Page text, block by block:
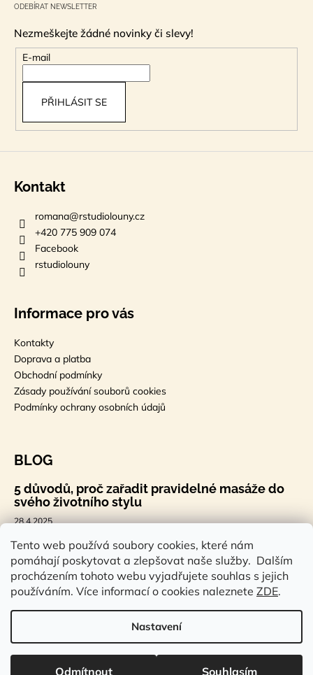
Tento web používá soubory cookies, které nám
pomáhají poskytovat a zlepšovat naše služby. Dalším
procházením tohoto webu vyjadřujete souhlas s jejich
používáním. Více informací o cookies naleznete ZDE.
Nastavení
Odmítnout Souhlasím
ODEBÍRAT NEWSLETTER
Nezmeškejte žádné novinky či slevy!
E-mail
PŘIHLÁSIT SE
Kontakt
romana@rstudiolouny.cz
+420 775 909 074
Facebook
rstudiolouny
Informace pro vás
Kontakty
Doprava a platba
Obchodní podmínky
Zásady používání souborů cookies
Podmínky ochrany osobních údajů
BLOG
5 důvodů, proč zařadit pravidelné masáže do
svého životního stylu
28.4.2025
🐣 Velikonoční styl, který tě bude bavit
7.4.2025
Sauna a saunová terapie: Cesta ke zdraví a
pohodě
14.2.2025
Copyright 2026Rstudioeshop.cz . Všechna práva vyhrazena.